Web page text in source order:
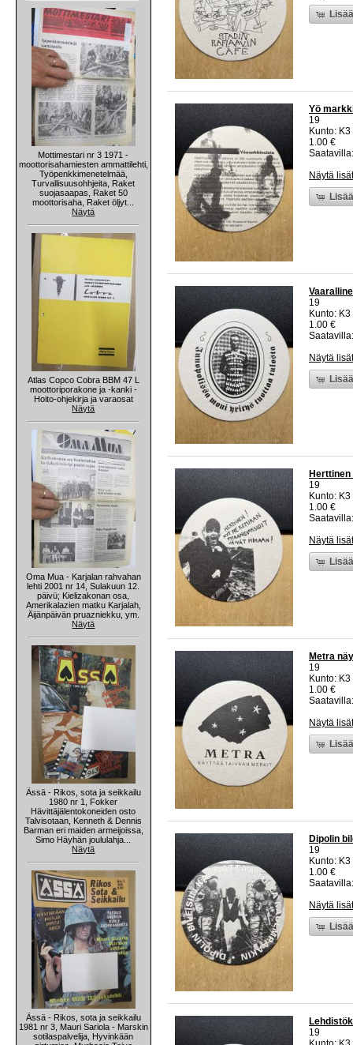
Mottimestari nr 3 1971 -
moottorisahamiesten ammattilehti,
Työpenkkimenetelmää,
Turvallisuusohhjeita, Raket
suojasaapas, Raket 50
moottorisaha, Raket öljyt...
Näytä
Atlas Copco Cobra BBM 47 L
moottoriporakone ja -kanki -
Hoito-ohjekirja ja varaosat
Näytä
Oma Mua - Karjalan rahvahan
lehti 2001 nr 14, Sulakuun 12.
päivü; Kielizakonan osa,
Amerikalazien matku Karjalah,
Äijänpäivän pruazniekku, ym.
Näytä
Ässä - Rikos, sota ja seikkailu
1980 nr 1, Fokker
Hävittäjälentokoneiden osto
Talvisotaan, Kenneth & Dennis
Barman eri maiden armeijoissa,
Simo Häyhän joululahja...
Näytä
Ässä - Rikos, sota ja seikkailu
1981 nr 3, Mauri Sariola - Marskin
sotilaspalvelija, Hyvinkään
Yö
19
Kunto:
1.00 €
Näytä
19
Kunto:
1.00 €
Näytä
19
Kunto:
1.00 €
Näytä
Metra
19
Kunto:
1.00 €
Näytä
Dipolin
19
Kunto:
1.00 €
Näytä
19